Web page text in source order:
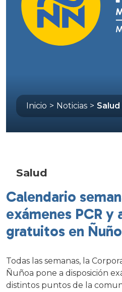
Inicio > Noticias > Salud
Salud
Calendario
exámenes PCR y
gratuitos en
Todas las semanas, la
Ñuñoa pone a disposición
distintos puntos de la